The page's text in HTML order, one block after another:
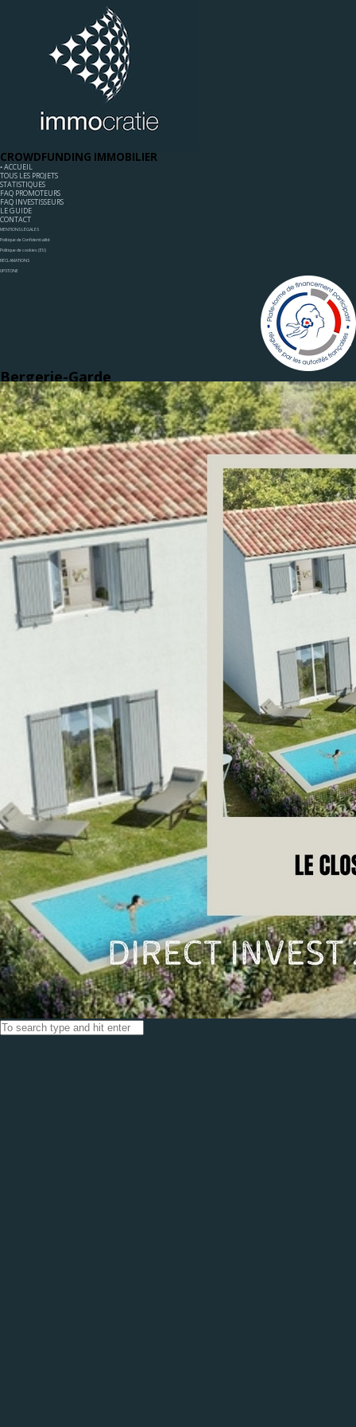
CROWDFUNDING IMMOBILIER
◦ ACCUEIL
TOUS LES PROJETS
STATISTIQUES
FAQ PROMOTEURS
FAQ INVESTISSEURS
LE GUIDE
CONTACT
MENTIONS LÉGALES
Politique de Confidentialité
Politique de cookies (EU)
RÉCLAMATIONS
UPSTONE
Bergerie-Garde